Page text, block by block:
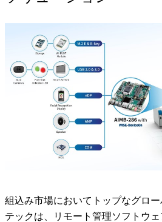
組込み市場においてトップなグロ
テックは、リモート管理ソフトウ